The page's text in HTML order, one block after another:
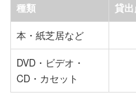
種類 貸
本・紙芝居など
DVD・ビデオ・
CD・カセット